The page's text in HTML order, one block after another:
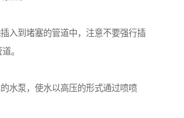
入到堵塞的管道中，注意不要强行插
。
水泵，使水以高压的形式通过喷喷